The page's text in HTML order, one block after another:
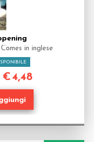
in inglese
€4,48